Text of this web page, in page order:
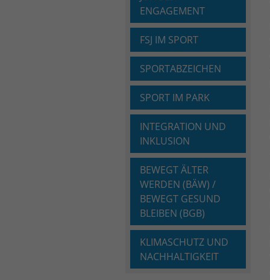
ENGAGEMENT
FSJ IM SPORT
SPORTABZEICHEN
SPORT IM PARK
INTEGRATION UND
INKLUSION
BEWEGT ÄLTER
WERDEN (BÄW) /
BEWEGT GESUND
BLEIBEN (BGB)
KLIMASCHUTZ UND
NACHHALTIGKEIT